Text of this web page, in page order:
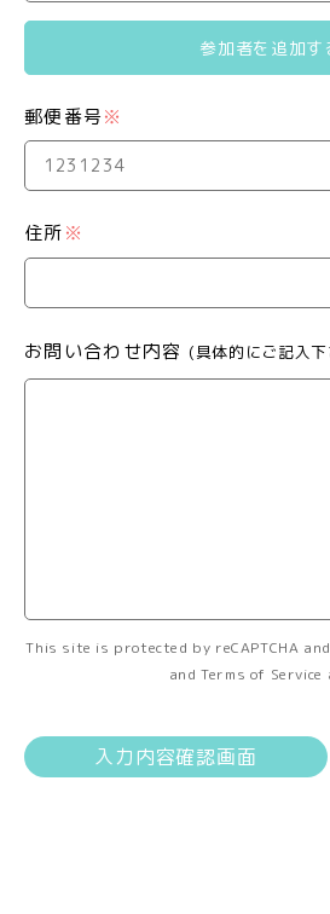
参加者を追加す
郵便番号※
住所※
お問い合わせ内容 (具体的にご記入
This site is protected by reCAPTCHA
andTerms of Service
入力内容確認画面